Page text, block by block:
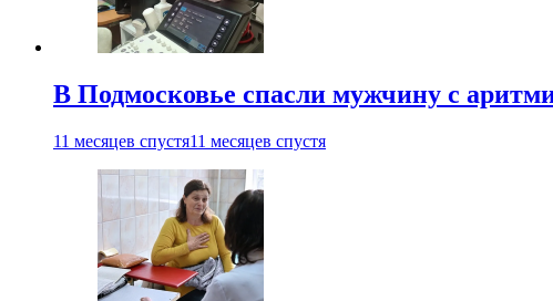
В Подмосковье спасли мужчину с
11 месяцев спустя11 месяцев спустя